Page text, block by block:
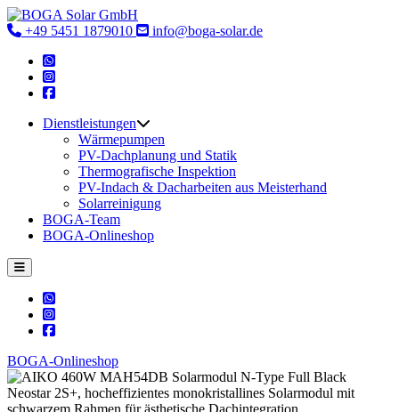
Skip
to ‎+49 5451 1879010 info@boga-solar.de
Dienstleistungen
Wärmepumpen
PV-Dachplanung und Statik
Thermografische Inspektion
PV-Indach & Dacharbeiten aus Meisterhand
Solarreinigung
BOGA-Team
BOGA-Onlineshop
BOGA-Onlineshop